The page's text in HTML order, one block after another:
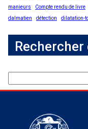
manieurs
Compte rendu de livre
dalmatien
détection dilatation-